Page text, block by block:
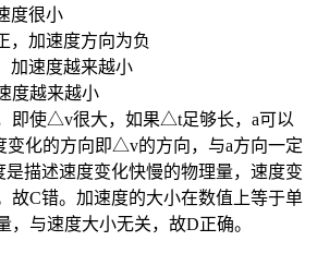
度很小
，加速度方向为负
加速度越来越小
度越来越小
即使△v很大，如果△t足够长，a可以
变化的方向即△v的方向，与a方向一定
描述速度变化快慢的物理量，速度变
故C错。加速度的大小在数值上等于单
，与速度大小无关，故D正确。